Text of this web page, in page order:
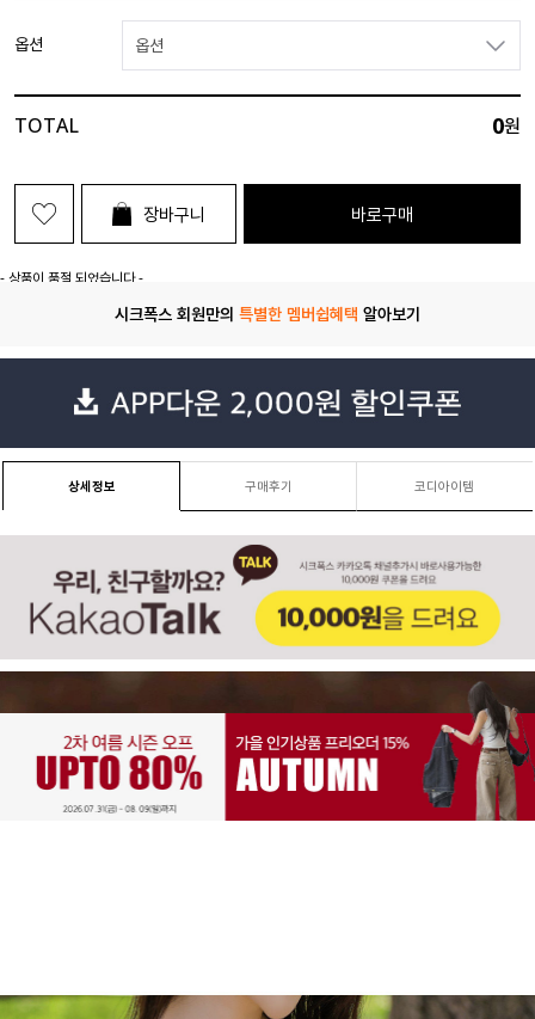
옵션 옵션
TOTAL 0원
장바구니 바로구매
- 상품이 품절 되었습니다 -
시크폭스 회원만의 특별한 멤버쉽혜택 알아보기
상세정보 구매후기 코디아이템